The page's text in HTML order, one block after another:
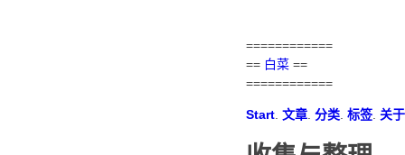
============
== 白菜 ==
============
Start 文章 分类 标签 关于